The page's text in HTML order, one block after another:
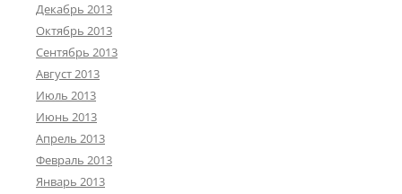
Декабрь 2013
Октябрь 2013
Сентябрь 2013
Август 2013
Июль 2013
Июнь 2013
Апрель 2013
Февраль 2013
Январь 2013